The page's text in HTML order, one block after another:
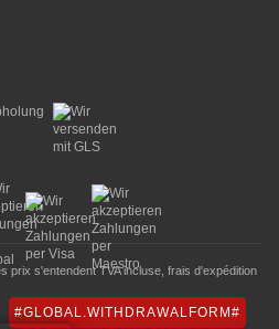
prix s'entendent TVA incluse,frais d'expédition
#GLOBAL.WITHDRAWALFORM#